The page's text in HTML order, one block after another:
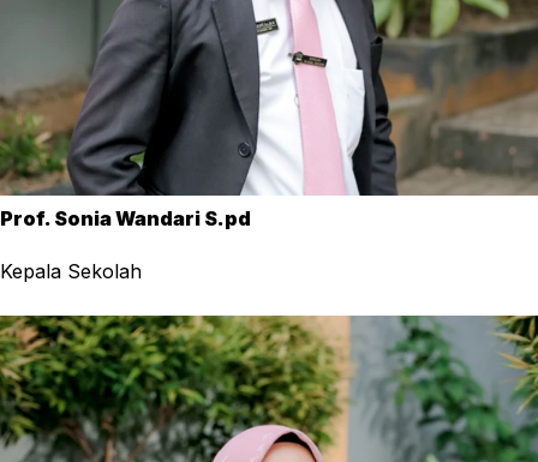
Prof. Sonia Wandari S.pd
Kepala Sekolah